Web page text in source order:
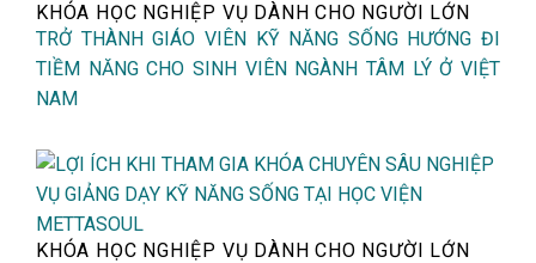
KHÓA HỌC NGHIỆP VỤ DÀNH CHO NGƯỜI LỚN
TRỞ THÀNH GIÁO VIÊN KỸ NĂNG SỐNG HƯỚNG ĐI
TIỀM NĂNG CHO SINH VIÊN NGÀNH TÂM LÝ Ở VIỆT
NAM
KHÓA HỌC NGHIỆP VỤ DÀNH CHO NGƯỜI LỚN